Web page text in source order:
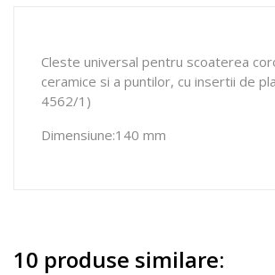
Cleste universal pentru scoaterea
ceramice si a puntilor, cu insertii de
4562/1)
Dimensiune:140 mm
10 produse similare: